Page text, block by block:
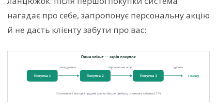
нагадає про себе, запропонує персональну акцію
й не дасть клієнту забути про вас: